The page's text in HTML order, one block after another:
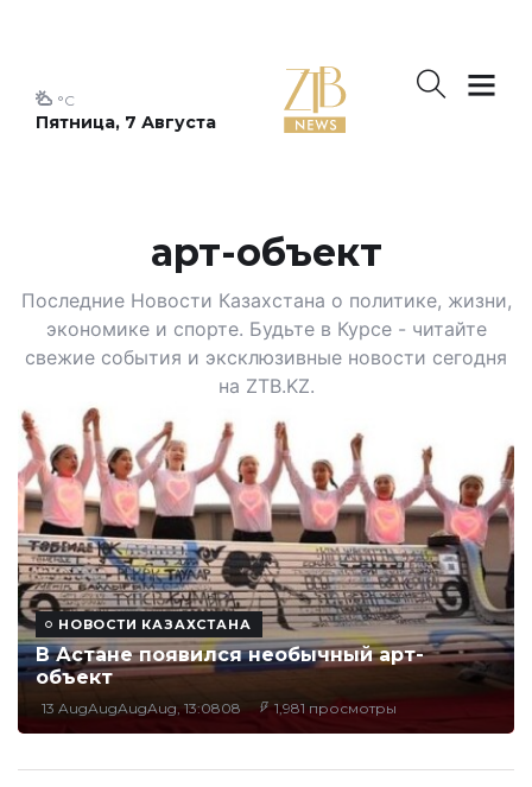
Пятница, 7 Августа
°C
арт-объект
Последние Новости Казахстана о политике, жизни,
экономике и спорте. Будьте в Курсе - читайте
свежие события и эксклюзивные новости сегодня
на ZTB.KZ.
НОВОСТИ КАЗАХСТАНА
В Астане появился необычный арт-
объект
13 AugAugAugAug, 13:0808 1,981 просмотры